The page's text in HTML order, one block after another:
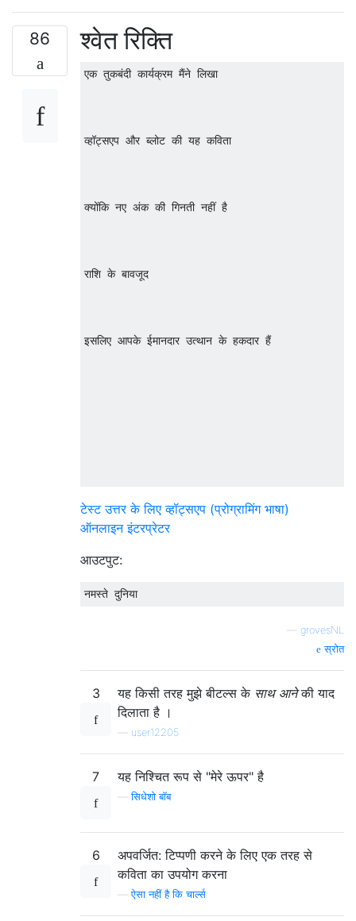
86 श्वेत रिक्ति
एक तुकबंदी कार्यक्रम मैंने लिखा
व्हॉट्सएप और ब्लोट की यह कविता
क्योंकि नए अंक की गिनती नहीं है
राशि के बावजूद
इसलिए आपके ईमानदार उत्थान के हकदार हैं
टेस्ट उत्तर के लिएव्हॉट्सएप (प्रोग्रामिंग भाषा)
ऑनलाइन इंटरप्रेटर
आउटपुट:
grovesNL
स्रोत
3 यह किसी तरह मुझे बीटल्स के साथ आनेकी याद
दिलाता है ।
user12205
7 यह निश्चित रूप से "मेरे ऊपर" है
—सिधेशो बॉब
6
अपवर्जित: टिप्पणी करने के लिए एक तरह से
कविता का उपयोग करना
—ऐसा नहीं है कि चार्ल्स